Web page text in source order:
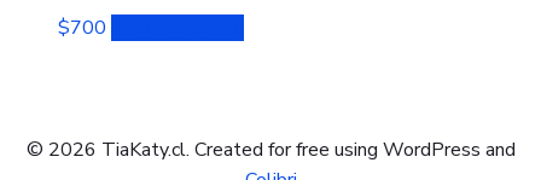
$700
© 2026 TiaKaty.cl. Created for free using WordPress and